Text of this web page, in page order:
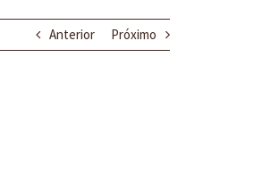
Anterior Próximo